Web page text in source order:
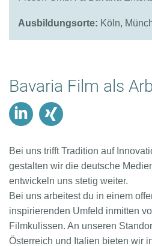
Ausbildungsorte: Köln,
Bavaria Film als
Bei uns trifft Tradition auf
gestalten wir die deutsche
entwickeln uns stetig weiter.
Bei uns arbeitest du in einem
inspirierenden Umfeld inmitten
Filmkulissen. An unseren
Österreich und Italien bieten wir